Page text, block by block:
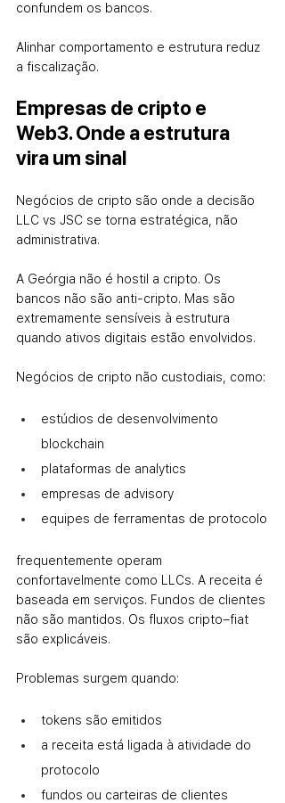
confundem os bancos.
Alinhar comportamento e estrutura reduz
a fiscalização.
Empresas de cripto e
Web3. Onde a estrutura
vira um sinal
Negócios de cripto são onde a decisão
LLC vs JSC se torna estratégica, não
administrativa.
A Geórgia não é hostil a cripto. Os
bancos não são anti-cripto. Mas são
extremamente sensíveis à estrutura
quando ativos digitais estão envolvidos.
Negócios de cripto não custodiais, como:
estúdios de desenvolvimento
blockchain
plataformas de analytics
empresas de advisory
equipes de ferramentas de protocolo
frequentemente operam
confortavelmente como LLCs. A receita é
baseada em serviços. Fundos de clientes
não são mantidos. Os fluxos cripto–fiat
são explicáveis.
Problemas surgem quando:
tokens são emitidos
a receita está ligada à atividade do
protocolo
fundos ou carteiras de clientes